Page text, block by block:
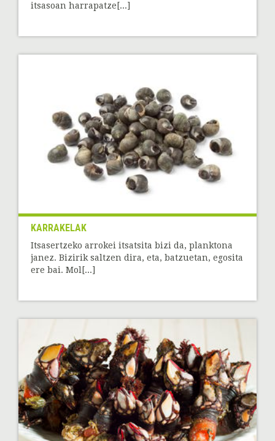
itsasoan harrapatze[...]
KARRAKELAK
Itsasertzeko arrokei itsatsita bizi da, planktona
janez. Bizirik saltzen dira, eta, batzuetan, egosita
ere bai. Mol[...]